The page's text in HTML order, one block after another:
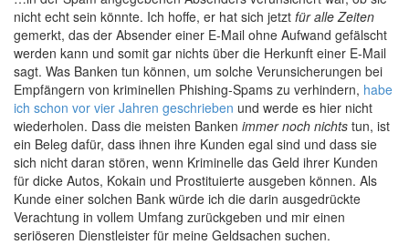
nicht echt sein könnte. Ich hoffe, er hat sich jetzt für alle Zeiten
gemerkt, das der Absender einer E-Mail ohne Aufwand gefälscht
werden kann und somit gar nichts über die Herkunft einer E-Mail
sagt. Was Banken tun können, um solche Verunsicherungen bei
Empfängern von kriminellen Phishing-Spams zu verhindern, habe
ich schon vor vier Jahren geschrieben und werde es hier nicht
wiederholen. Dass die meisten Banken immer noch nichts tun, ist
ein Beleg dafür, dass ihnen ihre Kunden egal sind und dass sie
sich nicht daran stören, wenn Kriminelle das Geld ihrer Kunden
für dicke Autos, Kokain und Prostituierte ausgeben können. Als
Kunde einer solchen Bank würde ich die darin ausgedrückte
Verachtung in vollem Umfang zurückgeben und mir einen
seriöseren Dienstleister für meine Geldsachen suchen.